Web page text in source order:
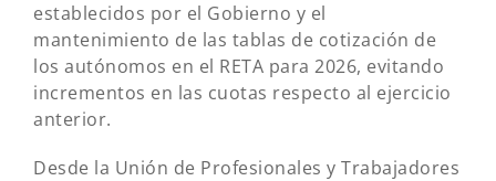
establecidos por el Gobierno y el
mantenimiento de las tablas de cotización de
los autónomos en el RETA para 2026, evitando
incrementos en las cuotas respecto al ejercicio
anterior.
Desde la Unión de Profesionales y Trabajadores